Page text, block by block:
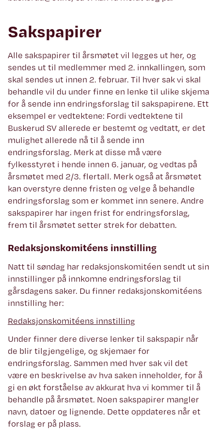
Sakspapirer
Alle sakspapirer til årsmøtet vil legges ut her, og
sendes ut til medlemmer med 2. innkallingen, som
skal sendes ut innen 2. februar. Til hver sak vi skal
behandle vil du under finne en lenke til ulike skjema
for å sende inn endringsforslag til sakspapirene. Ett
eksempel er vedtektene: Fordi vedtektene til
Buskerud SV allerede er bestemt og vedtatt, er det
mulighet allerede nå til å sende inn
endringsforslag. Merk at disse må være
fylkesstyret i hende innen 6. januar, og vedtas på
årsmøtet med 2/3. flertall. Merk også at årsmøtet
kan overstyre denne fristen og velge å behandle
endringsforslag som er kommet inn senere. Andre
sakspapirer har ingen frist for endringsforslag,
frem til årsmøtet setter strek for debatten.
Redaksjonskomitéens innstilling
Natt til søndag har redaksjonskomitéen sendt ut sin
innstillinger på innkomne endringsforslag til
gårsdagens saker. Du finner redaksjonskomitéens
innstilling her:
Redaksjonskomitéens innstilling
Under finner dere diverse lenker til sakspapir når
de blir tilgjengelige, og skjemaer for
endringsforslag. Sammen med hver sak vil det
være en beskrivelse av hva saken inneholder, for å
gi en økt forståelse av akkurat hva vi kommer til å
behandle på årsmøtet. Noen sakspapirer mangler
navn, datoer og lignende. Dette oppdateres når et
forslag er på plass.